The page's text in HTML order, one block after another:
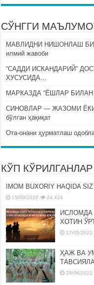
СЎНГГИ
МАВЛИДНИ НИШОНЛАШ
илмий жавоби
“САДДИ ИСКАНДАРИЙ”
ХУСУСИДА…
МАРКАЗДА “ЁШЛАР БИЛАН
СИНОВЛАР — ЖАЗОМИ ЁКИ
бўлган ҳақиқат
Ота-онани ҳурматлаш
КЎП КЎРИЛГАНЛАР
IMOM BUXORIY HAQIDA
15/09/2020 24,424
ИСЛОМДА
ХОТИН
17/05/2022
ҲАЖ ВА
29/06/2022